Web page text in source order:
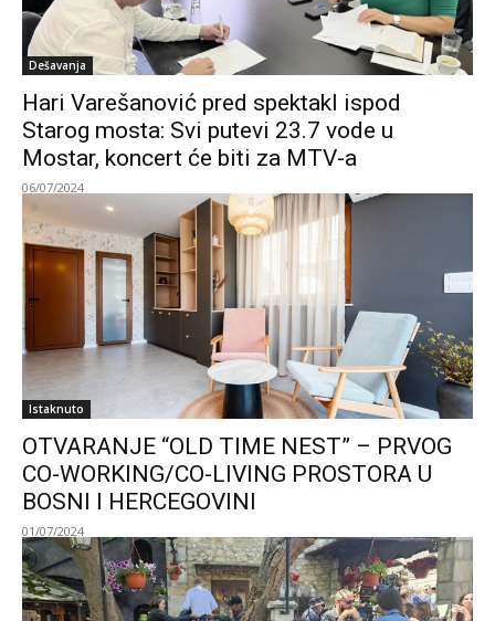
Dešavanja
Hari Varešanović pred spektakl ispod
Starog mosta: Svi putevi 23.7 vode u
Mostar, koncert će biti za MTV-a
06/07/2024
Istaknuto
OTVARANJE “OLD TIME NEST” – PRVOG
CO-WORKING/CO-LIVING PROSTORA U
BOSNI I HERCEGOVINI
01/07/2024